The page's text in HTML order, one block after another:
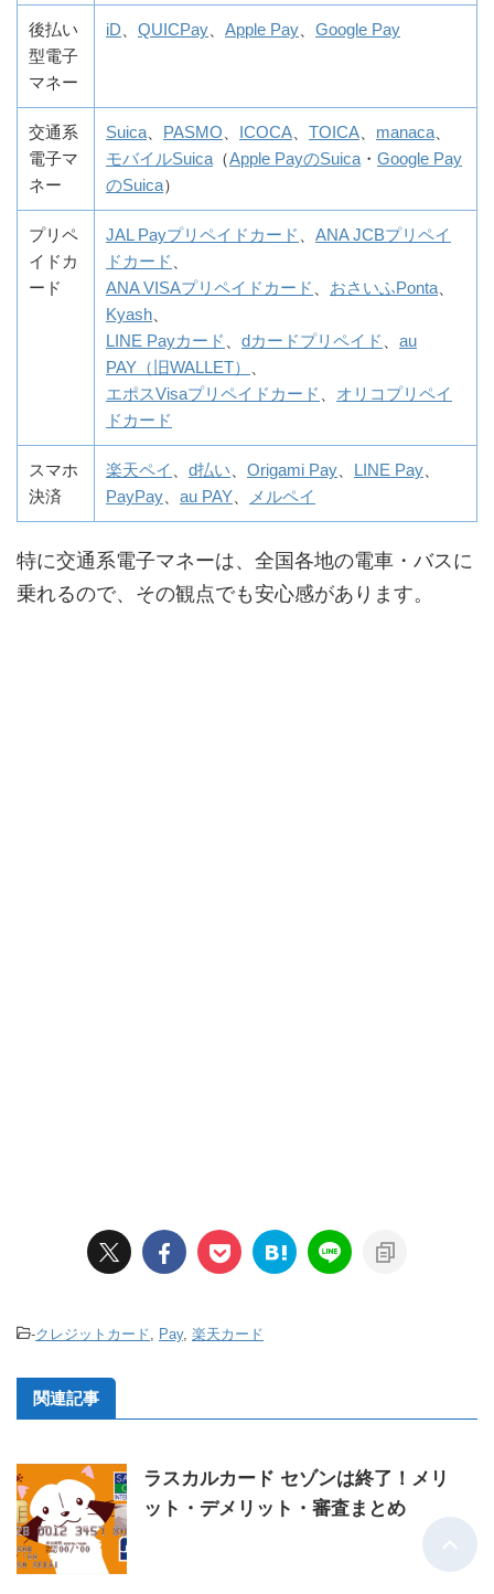
後払い
型電子
マネー
iD QUICPay Apple Pay Google Pay
交通系
電子マ
ネー
Suica PASMO ICOCA TOICA manaca
モバイルSuica （Apple PayのSuica ・ Google Pay
のSuica）
プリペ
イドカ
ード
JAL Payプリペイドカード
ANA JCBプリペイ
ドカード
ANA VISAプリペイドカード
おさいふPonta
Kyash
LINE Payカード
dカードプリペイド
au
PAY（旧WALLET）
エポスVisaプリペイドカード
オリコプリペイ
ドカード
スマホ
決済
楽天ペイ d払い Origami Pay LINE Pay
PayPay
au PAY メルペイ
特に交通系電子マネーは、全国各地の電車・バスに
乗れるので、その観点でも安心感があります。
-クレジットカード Pay, 楽天カード
関連記事
ラスカルカード セゾンは終了！メリ
ット・デメリット・審査まとめ